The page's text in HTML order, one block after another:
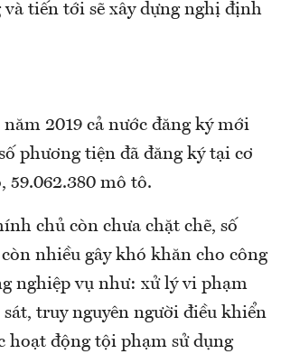
tiến tới sẽ xây dựng nghị định
2019 cả nước đăng ký mới
phương tiện đã đăng ký tại cơ
59.062.380 mô tô.
chủ còn chưa chặt chẽ, số
nhiều gây khó khăn cho công
nghiệp vụ như: xử lý vi phạm
truy nguyên người điều khiển
hoạt động tội phạm sử dụng